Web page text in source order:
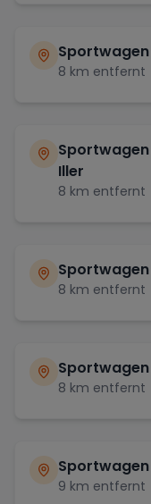
8 km entfernt
Iller
8 km entfernt
8 km entfernt
8 km entfernt
9 km entfernt